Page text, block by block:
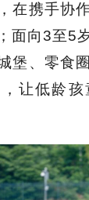
在携手协
面向3至5
堡、零食
让低龄